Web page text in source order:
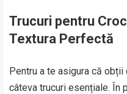
Trucuri pentru
Textura Perfectă
Pentru a te asigura că
câteva trucuri esențiale. În